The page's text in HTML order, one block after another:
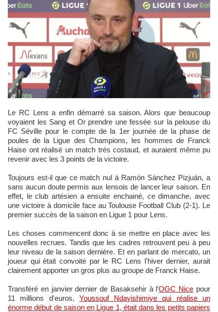
Le RC Lens a enfin démarré sa saison. Alors que beaucoup
voyaient les Sang et Or prendre une fessée sur la pelouse du
FC Séville pour le compte de la 1er journée de la phase de
poules de la Ligue des Champions, les hommes de Franck
Haise ont réalisé un match très costaud, et auraient même pu
revenir avec les 3 points de la victoire.
Toujours est-il que ce match nul à Ramón Sánchez Pizjuán, a
sans aucun doute permis aux lensois de lancer leur saison. En
effet, le club artésien a ensuite enchainé, ce dimanche, avec
une victoire à domicile face au Toulouse Football Club (2-1). Le
premier succès de la saison en Ligue 1 pour Lens.
Les choses commencent donc à se mettre en place avec les
nouvelles recrues. Tandis que les cadres retrouvent peu à peu
leur niveau de la saison dernière. Et en parlant de mercato, un
joueur qui était convoité par le RC Lens l'hiver dernier, aurait
clairement apporter un gros plus au groupe de Franck Haise.
Transféré en janvier dernier de Basaksehir à l'OGC Nice pour
11 millions d'euros, Youssouf Ndayishimiye qui réalise un
énorme début de saison en Ligue 1, était dans les petits papiers